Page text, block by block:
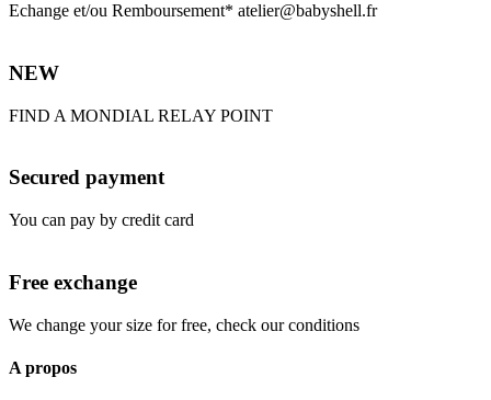
Echange et/ou Remboursement* atelier@babyshell.fr
NEW
FIND A MONDIAL RELAY POINT
Secured payment
You can pay by credit card
Free exchange
We change your size for free, check our conditions
A propos